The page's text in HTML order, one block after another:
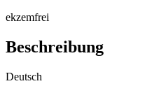
ekzemfrei
Beschreibung
Deutsch